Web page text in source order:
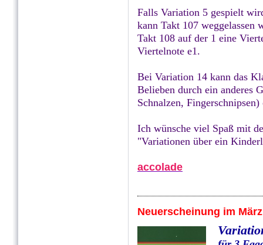
Falls Variation 5 gespielt
kann Takt 107 weggelassen
Takt 108 auf der 1 eine
Viertelnote e1.
Bei Variation 14 kann das
Belieben durch ein anderes
Schnalzen,
Ich wünsche viel Spaß mit
"Variationen über ein
accolade
Neuerscheinung im